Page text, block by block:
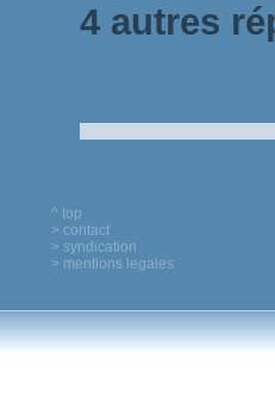
4 autres
^ top
> contact
> syndication
> mentions legales